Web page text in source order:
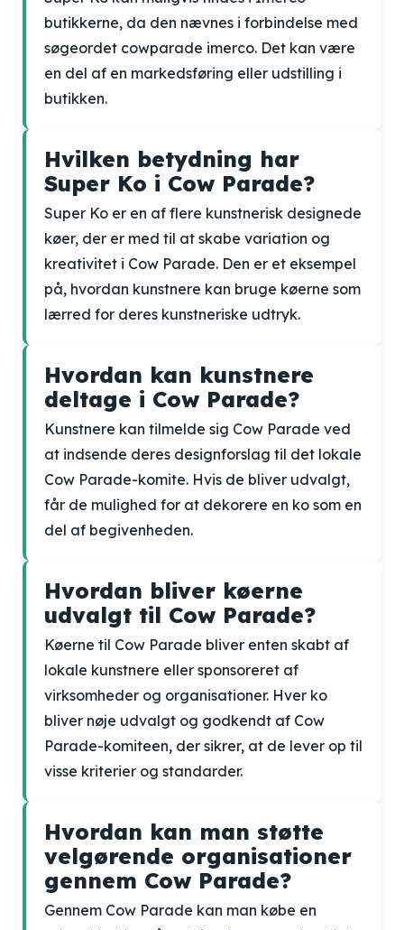
butikkerne, da den nævnes i forbindelse med
søgeordet cowparade imerco. Det kan være
en del af en markedsføring eller udstilling i
butikken.
Hvilken betydning har
Super Ko i Cow Parade?
Super Ko er en af flere kunstnerisk designede
køer, der er med til at skabe variation og
kreativitet i Cow Parade. Den er et eksempel
på, hvordan kunstnere kan bruge køerne som
lærred for deres kunstneriske udtryk.
Hvordan kan kunstnere
deltage i Cow Parade?
Kunstnere kan tilmelde sig Cow Parade ved
at indsende deres designforslag til det lokale
Cow Parade-komite. Hvis de bliver udvalgt,
får de mulighed for at dekorere en ko som en
del af begivenheden.
Hvordan bliver køerne
udvalgt til Cow Parade?
Køerne til Cow Parade bliver enten skabt af
lokale kunstnere eller sponsoreret af
virksomheder og organisationer. Hver ko
bliver nøje udvalgt og godkendt af Cow
Parade-komiteen, der sikrer, at de lever op til
visse kriterier og standarder.
Hvordan kan man støtte
velgørende organisationer
gennem Cow Parade?
Gennem Cow Parade kan man købe en